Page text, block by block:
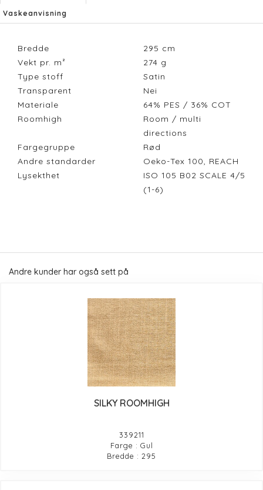
Vaskeanvisning
Bredde 295 cm
Vekt pr. m²
274 g
Type stoff
Satin
Transparent
Nei
Materiale
64% PES / 36% COT
Roomhigh
Room / multi
directions
Fargegruppe
Rød
Andre standarder
Oeko-Tex 100, REACH
Lysekthet
ISO 105 B02 SCALE 4/5
(1-6)
Andre kunder har også sett på
SILKY ROOMHIGH
339211
Farge : Gul
Bredde : 295